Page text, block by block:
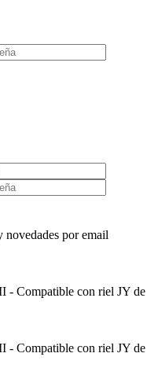
novedades por email